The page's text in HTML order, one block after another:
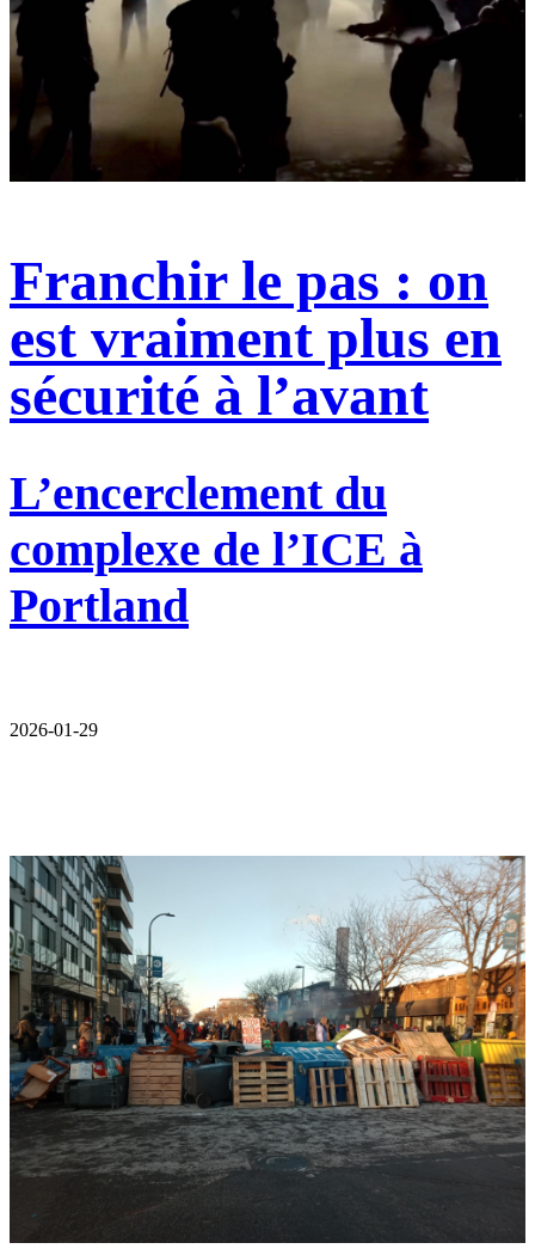
Franchir le pas : on
est vraiment plus en
sécurité à l’avant
L’encerclement du
complexe de l’ICE à
Portland
2026-01-29